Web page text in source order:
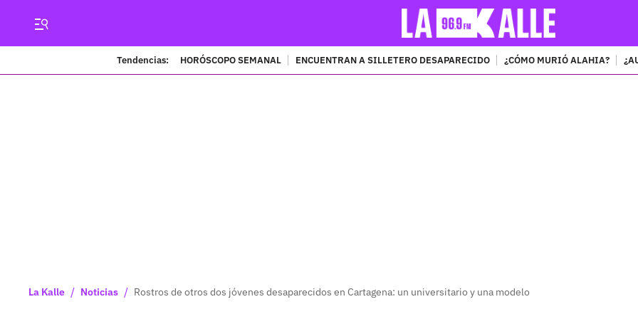
Tendencias: HORÓSCOPO SEMANAL ENCUENTRAN A SILLETERO DESAPARECIDO ¿CÓMO MURIÓ ALAHIA?
La Kalle / Noticias / Rostros de otros dos jóvenes desaparecidos en Cartagena: un universitario y una modelo